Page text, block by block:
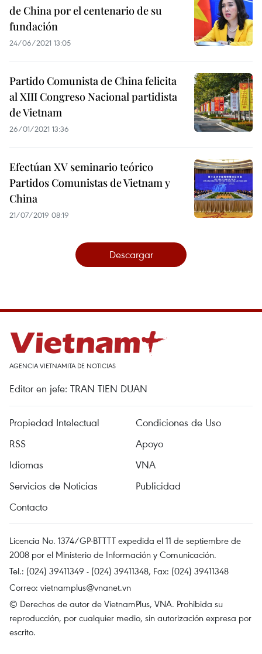
de China por el centenario de su
fundación
24/06/2021 13:05
Partido Comunista de China felicita
al XIII Congreso Nacional partidista
de Vietnam
26/01/2021 13:36
Efectúan XV seminario teórico
Partidos Comunistas de Vietnam y
China
21/07/2019 08:19
Descargar
AGENCIA VIETNAMITA DE NOTICIAS
Editor en jefe: TRAN TIEN DUAN
Propiedad Intelectual
Condiciones de Uso
RSS
Apoyo
Idiomas
VNA
Servicios de Noticias
Publicidad
Contacto
Licencia No. 1374/GP-BTTTT expedida el 11 de septiembre de
2008 por el Ministerio de Información y Comunicación.
Tel.: (024) 39411349 - (024) 39411348, Fax: (024) 39411348
Correo: vietnamplus@vnanet.vn
© Derechos de autor de VietnamPlus, VNA. Prohibida su
reproducción, por cualquier medio, sin autorización expresa por
escrito.